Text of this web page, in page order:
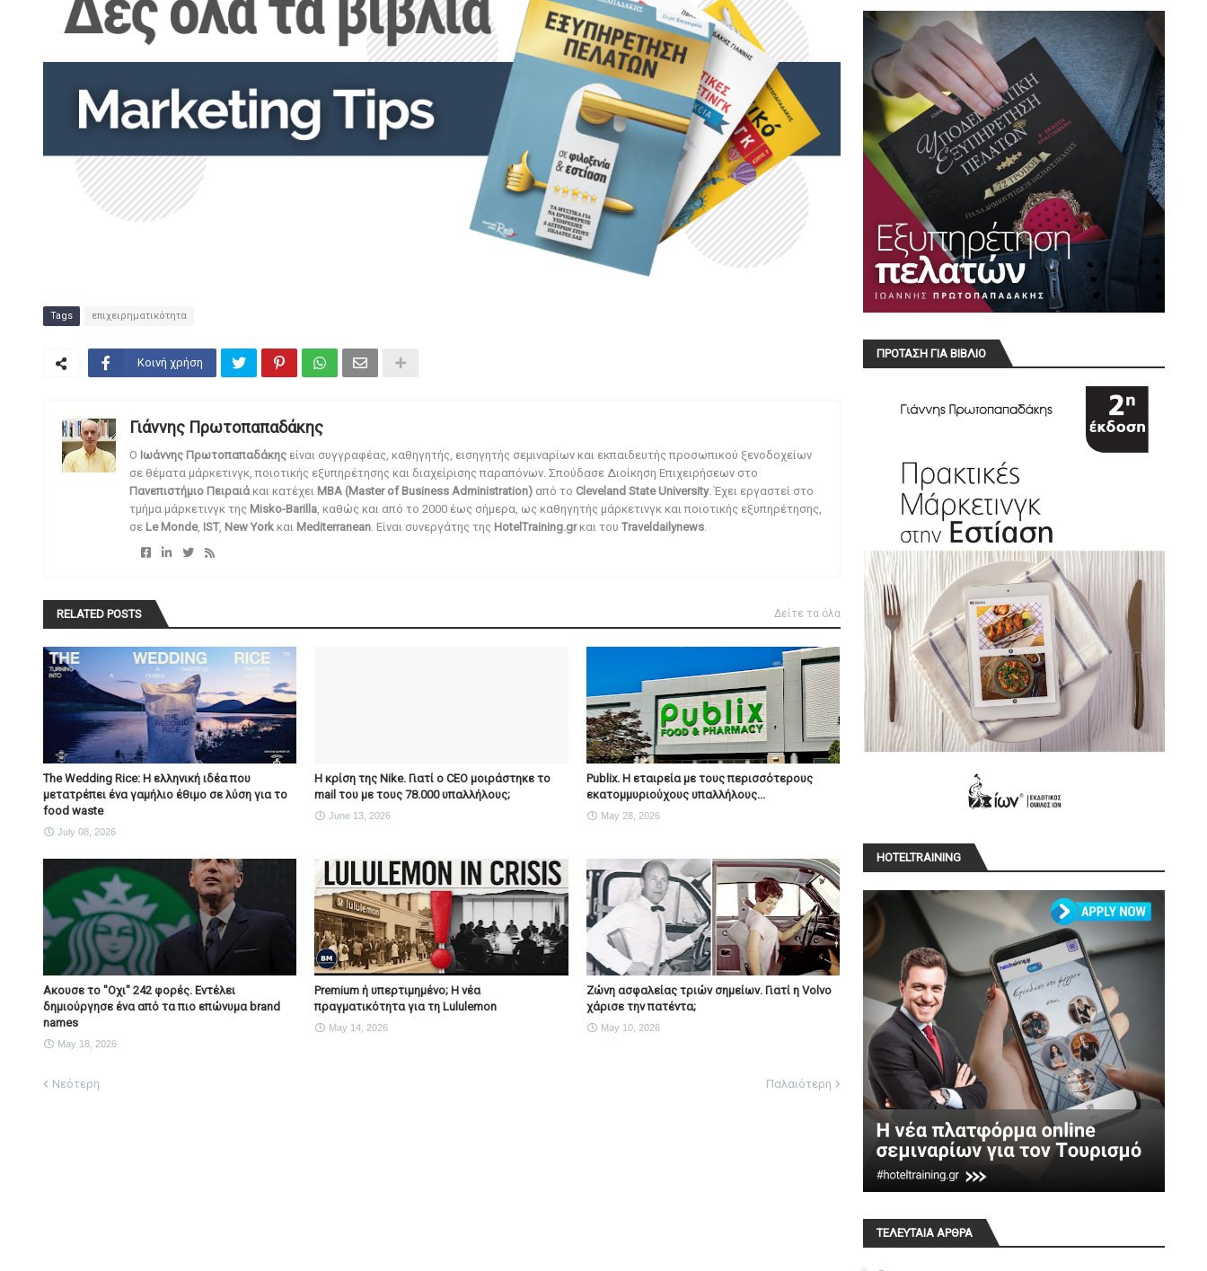
Tags επιχειρηματικότητα
Κοινή χρήση
Γιάννης Πρωτοπαπαδάκης
O Ιωάννης Πρωτοπαπαδάκης είναι συγγραφέας, καθηγητής, εισηγητής σεμιναρίων και εκπαιδευτής προσωπικού ξενοδοχείων
σε θέματα μάρκετινγκ, ποιοτικής εξυπηρέτησης και διαχείρισης παραπόνων. Σπούδασε Διοίκηση Επιχειρήσεων στο
Πανεπιστήμιο Πειραιάκαι κατέχει MBA (Master of Business Administration)από το Cleveland State University. Έχει εργαστεί στο
τμήμα μάρκετινγκ της Misko-Barilla, καθώς και από το 2000 έως σήμερα, ως καθηγητής μάρκετινγκ και ποιοτικής εξυπηρέτησης,
σε Le Monde, IST, New Yorkκαι Mediterranean. Είναι συνεργάτης της HotelTraining.grκαι του Traveldailynews.
RELATED POSTS Δείτε τα όλα
The Wedding Rice: Η ελληνική ιδέα που
μετατρέπει ένα γαμήλιο έθιμο σε λύση για το
food waste
July 08, 2026
Η κρίση της Nike. Γιατί ο CEO μοιράστηκε το
mail του με τους 78.000 υπαλλήλους;
June 13, 2026
Publix. Η εταιρεία με τους περισσότερους
εκατομμυριούχους υπαλλήλους...
May 28, 2026
Ακουσε το "Οχι" 242 φορές. Εντέλει
δημιούργησε ένα από τα πιο επώνυμα brand
names
May 18, 2026
Premium ή υπερτιμημένο; Η νέα
πραγματικότητα για τη Lululemon
May 14, 2026
Ζώνη ασφαλείας τριών σημείων. Γιατί η Volvo
χάρισε την πατέντα;
May 10, 2026
Νεότερη Παλαιότερη
ΠΡΟΤΑΣΗ ΓΙΑ ΒΙΒΛΙΟ
HOTELTRAINING
ΤΕΛΕΥΤΑΙΑ ΑΡΘΡΑ